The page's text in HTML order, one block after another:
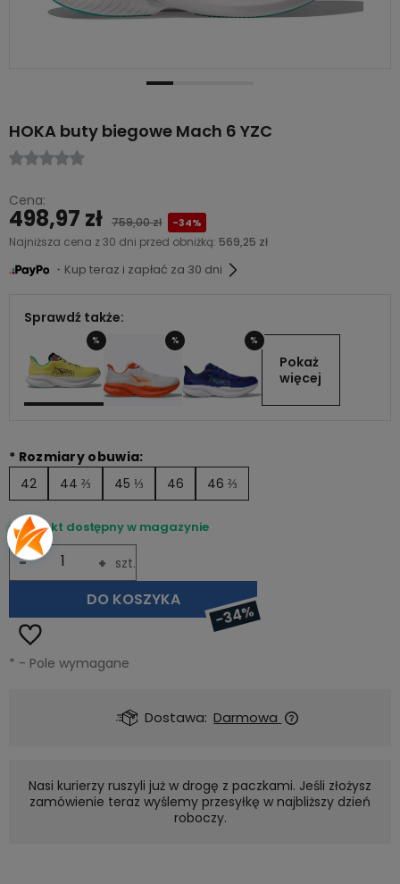
HOKA buty biegowe Mach 6 YZC
Cena:
498,97 zł 759,00 zł -34%
Najniższa cena z 30 dni przed obniżką: 569,25 zł
・Kup teraz i zapłać za 30 dni
Sprawdź także:
% % %
Pokaż
więcej
* Rozmiary obuwia:
42
44 ⅔ 45 ⅓ 46 46 ⅔
Produkt dostępny w magazynie
+
- szt.
DO KOSZYKA
-34%
* - Pole wymagane
Dostawa: Darmowa
Nasi kurierzy ruszyli już w drogę z paczkami. Jeśli złożysz
zamówienie teraz wyślemy przesyłkę w najbliższy dzień
roboczy.